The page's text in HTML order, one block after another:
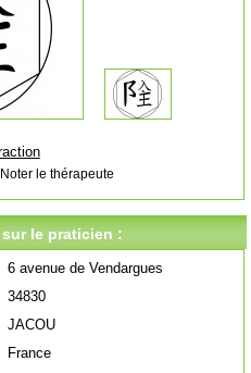
le thérapeute
le praticien :
6 avenue de Vendargues
34830
JACOU
France